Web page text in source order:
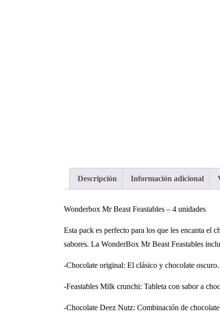
Descripción Información adicional
Wonderbox Mr Beast Feastables – 4 unidades
Esta pack es perfecto para los que les encanta el
sabores. La WonderBox Mr Beast Feastables
-Chocolate original: El clásico y chocolate oscuro.
-Feastables Milk crunchi: Tableta con sabor a
-Chocolate Deez Nutz: Combinación de